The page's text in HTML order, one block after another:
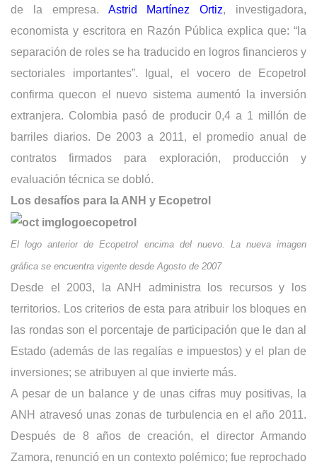
de la empresa. Astrid Martínez Ortiz, investigadora,
economista y escritora en Razón Pública explica que: “la
separación de roles se ha traducido en logros financieros y
sectoriales importantes”. Igual, el vocero de Ecopetrol
confirma quecon el nuevo sistema aumentó la inversión
extranjera. Colombia pasó de producir 0,4 a 1 millón de
barriles diarios. De 2003 a 2011, el promedio anual de
contratos firmados para exploración, producción y
evaluación técnica se dobló.
Los desafíos para la ANH y Ecopetrol
El logo anterior de Ecopetrol encima del nuevo. La nueva imagen
gráfica se encuentra vigente desde Agosto de 2007
Desde el 2003, la ANH administra los recursos y los
territorios. Los criterios de esta para atribuir los bloques en
las rondas son el porcentaje de participación que le dan al
Estado (además de las regalías e impuestos) y el plan de
inversiones; se atribuyen al que invierte más.
A pesar de un balance y de unas cifras muy positivas, la
ANH atravesó unas zonas de turbulencia en el año 2011.
Después de 8 años de creación, el director Armando
Zamora, renunció en un contexto polémico; fue reprochado